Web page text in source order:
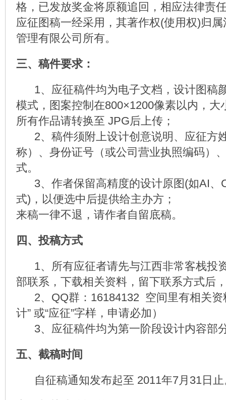
格，已发放奖金将原额追回，相应法律责
应征图稿一经采用，其著作权(使用权)归
管理有限公司所有。
三、稿件要求：
1、应征稿件均为电子文档，设计图稿
模式，图案控制在800×1200像素以内，大
所有作品请转换至 JPG后上传；
2、稿件须附上设计创意说明、应征方
称）、身份证号（或公司营业执照编码）
式。
3、作者保留高精度的设计原图(如AI、
式)，以便选中后提供给主办方；
来稿一律不退，请作者自留底稿。
四、投稿方式
1、所有应征者请先与江西非常客栈投
部联系，下载相关资料，留下联系方式
2、QQ群：16184132 空间里有相关资
计” 或“应征”字样，申请必加）
3、应征稿件均为第一阶段设计内容部
五、截稿时间
自征稿通知发布起至 2011年7月31日止